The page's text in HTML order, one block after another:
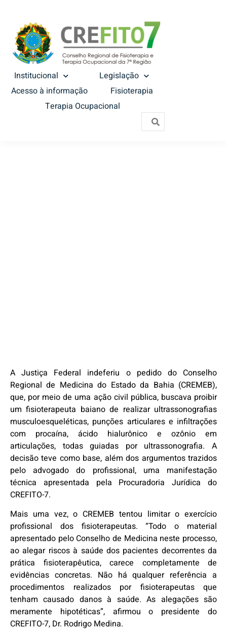
Institucional
Legislação
Acesso à informação
Fisioterapia
Terapia Ocupacional
A Justiça Federal indeferiu o pedido do Conselho
Regional de Medicina do Estado da Bahia (CREMEB),
que, por meio de uma ação civil pública, buscava proibir
um fisioterapeuta baiano de realizar ultrassonografias
musculoesqueléticas, punções articulares e infiltrações
com procaína, ácido hialurônico e ozônio em
articulações, todas guiadas por ultrassonografia. A
decisão teve como base, além dos argumentos trazidos
pelo advogado do profissional, uma manifestação
técnica apresentada pela Procuradoria Jurídica do
CREFITO-7.
Mais uma vez, o CREMEB tentou limitar o exercício
profissional dos fisioterapeutas. “Todo o material
apresentado pelo Conselho de Medicina neste processo,
ao alegar riscos à saúde dos pacientes decorrentes da
prática fisioterapêutica, carece completamente de
evidências concretas. Não há qualquer referência a
procedimentos realizados por fisioterapeutas que
tenham causado danos à saúde. As alegações são
meramente hipotéticas”, afirmou o presidente do
CREFITO-7, Dr. Rodrigo Medina.